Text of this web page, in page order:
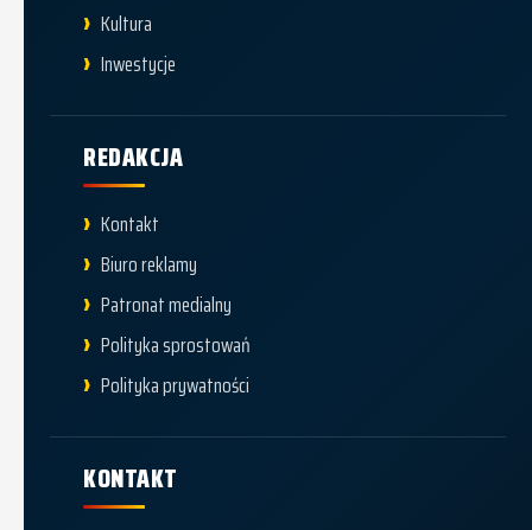
Kultura
Inwestycje
REDAKCJA
Kontakt
Biuro reklamy
Patronat medialny
Polityka sprostowań
Polityka prywatności
KONTAKT